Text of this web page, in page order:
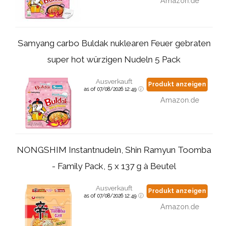
Samyang carbo Buldak nuklearen Feuer gebraten
super hot würzigen Nudeln 5 Pack
Ausverkauft
as of 07/08/2026 12:49
Produkt anzeigen
Amazon.de
NONGSHIM Instantnudeln, Shin Ramyun Toomba
- Family Pack, 5 x 137 g à Beutel
Ausverkauft
as of 07/08/2026 12:49
Produkt anzeigen
Amazon.de